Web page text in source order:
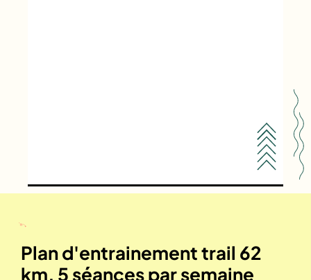
Plan d'entrainement trail 62
km, 5 séances par semaine